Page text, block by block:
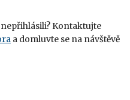
Kontaktujte
a domluvte se na návštěvě